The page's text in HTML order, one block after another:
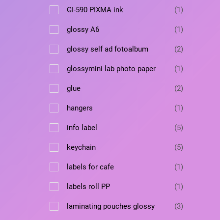
а
р
а
в
р
о
в
р
GI-590 PIXMA ink 1 1
о
в
р
glossy A6 1 1
о
в
р
glossy self ad fotoalbum 22
о
в
р
а
glossymini lab photo paper 1 1
о
в
р
glue 22
о
в
р
а
hangers 1 1
о
в
р
info label 55
о
в
р
о
keychain 55
о
в
р
labels for cafe 1 1
о
в
labels roll PP 1 1
о
laminating pouches glossy 33